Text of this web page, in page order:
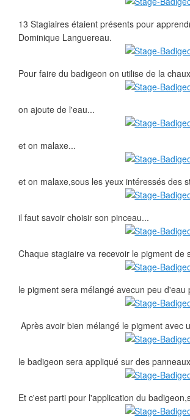
13 Stagiaires étaient présents pour
Dominique Languereau.
Pour faire du badigeon on utilise de la
on ajoute de l'eau...
et on malaxe...
et on malaxe,sous les yeux intéressés des
il faut savoir choisir son pinceau...
Chaque stagiaire va recevoir le pigment de
le pigment sera mélangé avecun peu
Après avoir bien mélangé le pigment avec
le badigeon sera appliqué sur des
Et c'est parti pour l'application du